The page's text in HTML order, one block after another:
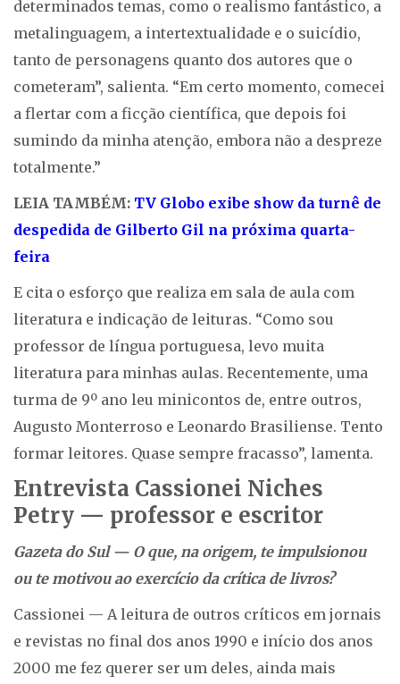
determinados temas, como o realismo fantástico, a
metalinguagem, a intertextualidade e o suicídio,
tanto de personagens quanto dos autores que o
cometeram”, salienta. “Em certo momento, comecei
a flertar com a ficção científica, que depois foi
sumindo da minha atenção, embora não a despreze
totalmente.”
LEIA TAMBÉM: TV Globo exibe show da turnê de
despedida de Gilberto Gil na próxima quarta-
feira
E cita o esforço que realiza em sala de aula com
literatura e indicação de leituras. “Como sou
professor de língua portuguesa, levo muita
literatura para minhas aulas. Recentemente, uma
turma de 9º ano leu minicontos de, entre outros,
Augusto Monterroso e Leonardo Brasiliense. Tento
formar leitores. Quase sempre fracasso”, lamenta.
Entrevista Cassionei Niches
Petry — professor e escritor
Gazeta do Sul — O que, na origem, te impulsionou
ou te motivou ao exercício da crítica de livros?
Cassionei — A leitura de outros críticos em jornais
e revistas no final dos anos 1990 e início dos anos
2000 me fez querer ser um deles, ainda mais